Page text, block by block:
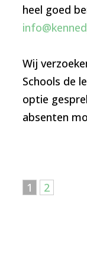
heel goed
Wij
Schools de
optie
absenten
1 2